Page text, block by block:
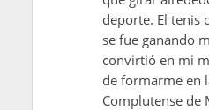
deporte. El tenis
se fue ganando
convirtió en mi
de formarme en
Complutense de